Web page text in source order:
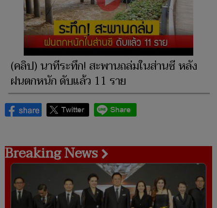
(คลิป) นาทีระทึก! สะพานถล่มในส่านซี หลัง
ฝนตกหนัก ดับแล้ว 11 ราย
Breaking News